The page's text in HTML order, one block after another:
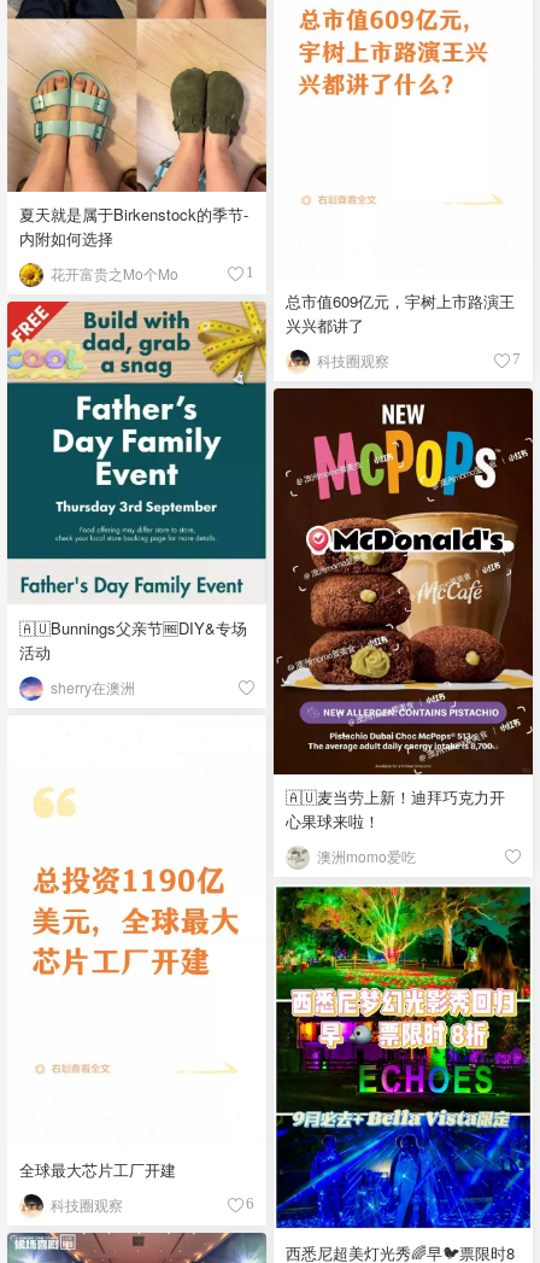
夏天就是属于Birkenstock的季节-
内附如何选择
花开富贵之Mo个Mo 1
总市值609亿元，宇树上市路演王
兴兴都讲了
科技圈观察 7
🇦🇺Bunnings父亲节🆓DIY&专场
活动
sherry在澳洲
🇦🇺麦当劳上新！迪拜巧克力开
心果球来啦！
澳洲momo爱吃
全球最大芯片工厂开建
科技圈观察 6
西悉尼超美灯光秀🌈早🐦票限时8